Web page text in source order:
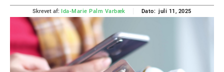
Skrevet af: Ida-Marie Palm Varbæk Dato: juli 11, 2025